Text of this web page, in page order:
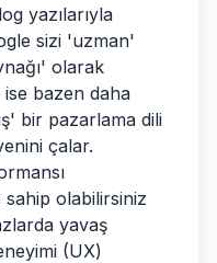
yazılarıyla
sizi 'uzman'
olarak
ise bazen daha
bir pazarlama dili
çalar.
olabilirsiniz
yavaş
(UX)